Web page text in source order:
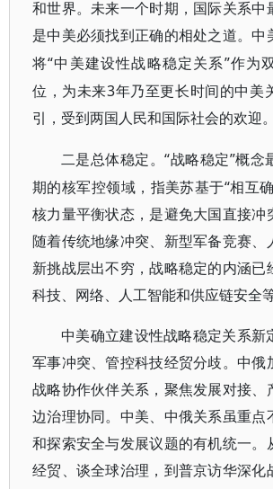
和世界。未来一个时期，国际关系中
是中美必须找到正确的相处之道。中
将“中美建设性战略稳定关系”作为
位，为未来3年乃至更长时间的中美
引，受到两国人民和国际社会的欢迎。
二是总体稳定。“战略稳定”概念
期的核军控领域，指美苏基于“相互
核力量平衡状态，是避免大国直接冲
随着传统地缘冲突、新型军备竞赛、
新挑战层出不穷，战略稳定的内涵已
科技、网络、人工智能和供应链安全
中美确立建设性战略稳定关系新
军事冲突、管控科技经贸分歧。中俄
战略协作伙伴关系，聚焦发展对接、
边治理协同。中美、中俄关系虽重点
和探索安全与发展议题的有机统一。
经贸、谈全球治理，到普京访华深化